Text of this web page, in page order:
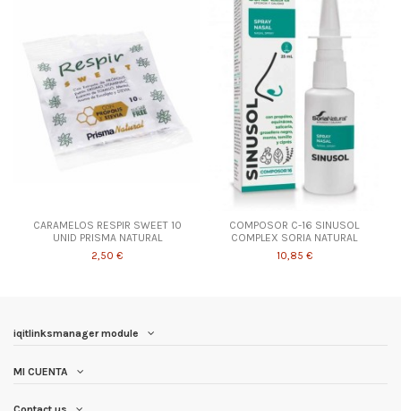
CARAMELOS RESPIR SWEET 10
UNID PRISMA NATURAL
2,50 €
COMPOSOR C-16 SINUSOL
COMPLEX SORIA NATURAL
10,85 €
iqitlinksmanager module
MI CUENTA